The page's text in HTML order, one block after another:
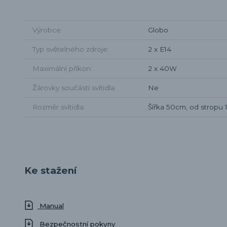
Výrobce Globo
Typ světelného zdroje 2 x E14
Maximální příkon 2 x 40W
Žárovky součástí svítidla Ne
Rozměr svítidla Šířka 50cm, od stropu
Ke stažení
Manual
Bezpečnostní pokyny